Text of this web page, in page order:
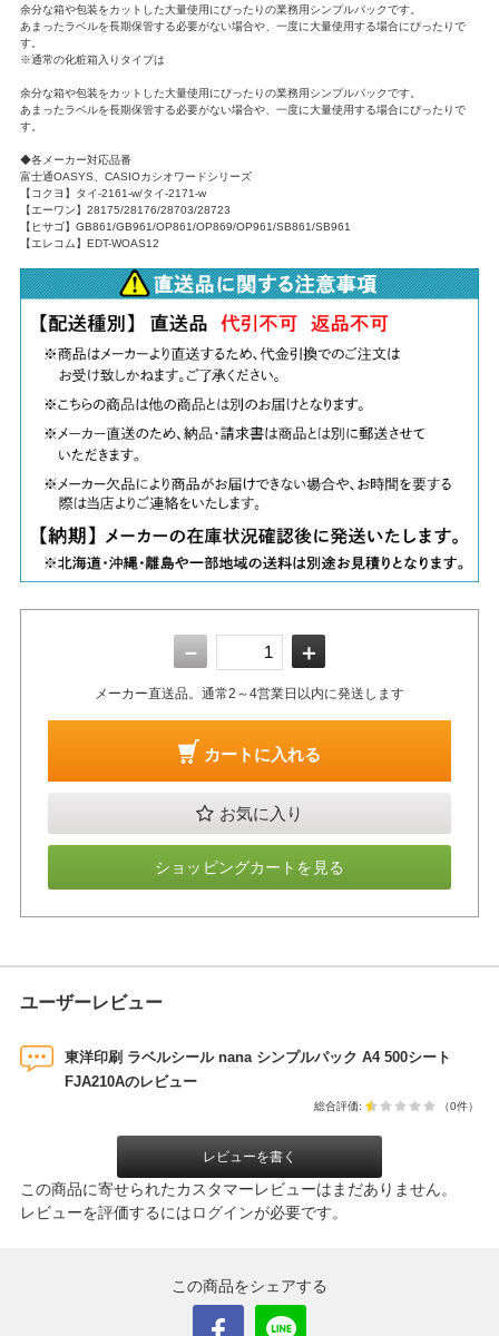
余分な箱や包装をカットした大量使用にぴったりの業務用シンプルパックです。
あまったラベルを長期保管する必要がない場合や、一度に大量使用する場合にぴったりで
す。
※通常の化粧箱入りタイプは
余分な箱や包装をカットした大量使用にぴったりの業務用シンプルパックです。
あまったラベルを長期保管する必要がない場合や、一度に大量使用する場合にぴったりで
す。
◆各メーカー対応品番
富士通OASYS、CASIOカシオワードシリーズ
【コクヨ】タイ-2161-w/タイ-2171-w
【エーワン】28175/28176/28703/28723
【ヒサゴ】GB861/GB961/OP861/OP869/OP961/SB861/SB961
【エレコム】EDT-WOAS12
－ ＋
メーカー直送品。通常2～4営業日以内に発送します
カートに入れる
お気に入り
ショッピングカートを見る
ユーザーレビュー
東洋印刷 ラベルシール nana シンプルパック A4 500シート
FJA210Aのレビュー
総合評価: （0件）
レビューを書く
この商品に寄せられたカスタマーレビューはまだありません。
レビューを評価するにはログインが必要です。
この商品をシェアする